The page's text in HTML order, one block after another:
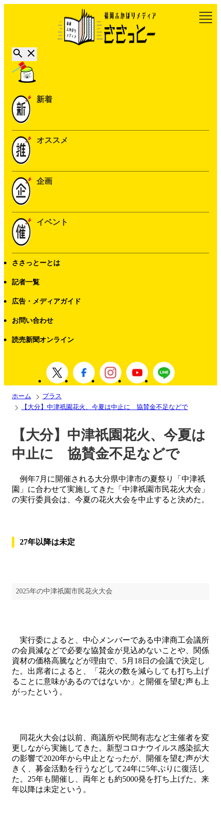
新着
オススメ
企画
イベント
ささっとーとは
記者一覧
広告・メディアガイド
お問い合わせ
読売新聞オンライン
ホーム
プラス
【大分】中津祇園花火、今夏は中止に 協賛金不足などで
【大分】中津祇園花火、今夏は
中止に 協賛金不足などで
例年7月に開催される大分県中津市の夏祭り「中津祇
園」に合わせて実施してきた「中津祇園市民花火大会」
の実行委員会は、今夏の花火大会を中止すると決めた。
27年以降は未定
2025年の中津祇園市民花火大会
実行委によると、中心メンバーである中津商工会議所
の会員減などで必要な協賛金が見込めないことや、関係
資材の価格高騰などが理由で、5月18日の会議で決定し
た。出席者によると、「花火の数を減らしても打ち上げ
ることに意味があるのではないか」と開催を望む声も上
がったという。
同花火大会は以前、商議所や民間有志など主催者を変
更しながら実施してきた。新型コロナウイルス感染拡大
の影響で2020年から中止となったが、開催を望む声が大
きく、募金活動を行うなどして24年に5年ぶりに復活し
た。25年も開催し、両年とも約5000発を打ち上げた。来
年以降は未定という。